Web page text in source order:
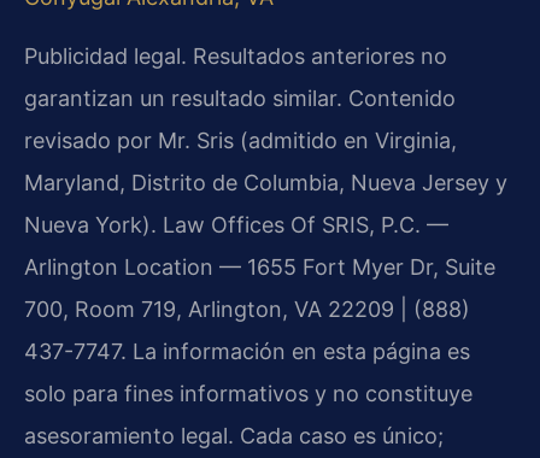
Publicidad legal. Resultados anteriores no
garantizan un resultado similar. Contenido
revisado por Mr. Sris (admitido en Virginia,
Maryland, Distrito de Columbia, Nueva Jersey y
Nueva York). Law Offices Of SRIS, P.C. —
Arlington Location — 1655 Fort Myer Dr, Suite
700, Room 719, Arlington, VA 22209 | (888)
437-7747. La información en esta página es
solo para fines informativos y no constituye
asesoramiento legal. Cada caso es único;